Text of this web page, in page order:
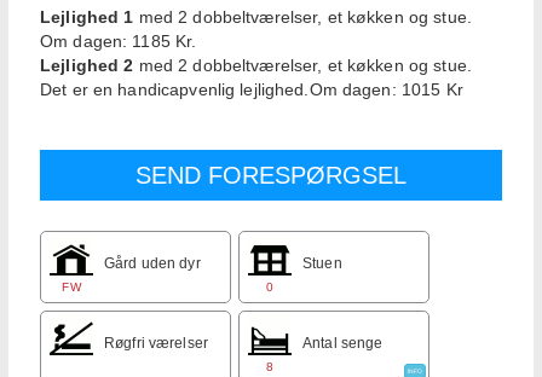
Lejlighed 1 med 2 dobbeltværelser, et køkken og stue.
Om dagen: 1185 Kr.
Lejlighed 2 med 2 dobbeltværelser, et køkken og stue.
Det er en handicapvenlig lejlighed.Om dagen: 1015 Kr
FW
Gård uden dyr
0
Stuen
Røgfri værelser
8
Antal senge
INFO